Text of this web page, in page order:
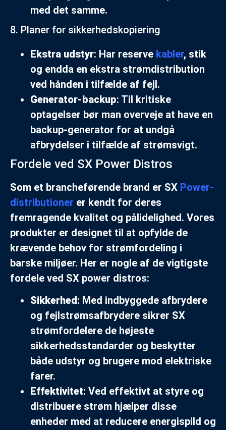
med det samme.
8. Planer for sikkerhedskopiering
Ekstra udstyr: Har reserve kabler, stik
og endda en ekstra strømdistribution
ved hånden i tilfælde af fejl.
Generator-backup: Til kritiske
optagelser bør man overveje at have en
backup-generator for at undgå
afbrydelser i tilfælde af strømsvigt.
Fordele ved SX Power Distros
Som et brancheførende brand er SX Power-
distributioner er kendt for deres
fremragende kvalitet og pålidelighed. Vores
produkter er designet til at opfylde de
krævende behov for strømfordeling i
barske miljøer. Her er nogle af de vigtigste
fordele ved SX power distros:
Sikkerhed: Med indbyggede afbrydere
og fejlstrømsafbrydere sikrer SX
strømfordelere de højeste
sikkerhedsstandarder og beskytter
både udstyr og brugere mod elektriske
farer.
Effektivitet: Ved effektivt at styre og
distribuere strøm hjælper disse
enheder med at reducere energispild og